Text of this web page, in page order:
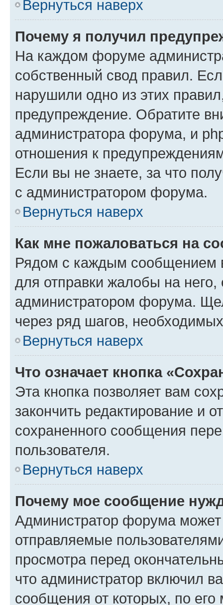
Вернуться наверх
Почему я получил
На каждом форуме
собственный свод правил.
нарушили одно из этих
предупреждение. Обратите
администратора форума, и
отношения к
Если вы не знаете, за что
с администратором форума.
Вернуться наверх
Как мне пожаловаться на
Рядом с каждым сообщением
для отправки жалобы на
администратором форума.
через ряд шагов,
Вернуться наверх
Что означает кнопка
Эта кнопка позволяет вам
закончить редактирование и
сохраненного сообщения
пользователя.
Вернуться наверх
Почему мое сообщение
Администратор форума
отправляемые
просмотра перед
что администратор включил
сообщения от которых, по